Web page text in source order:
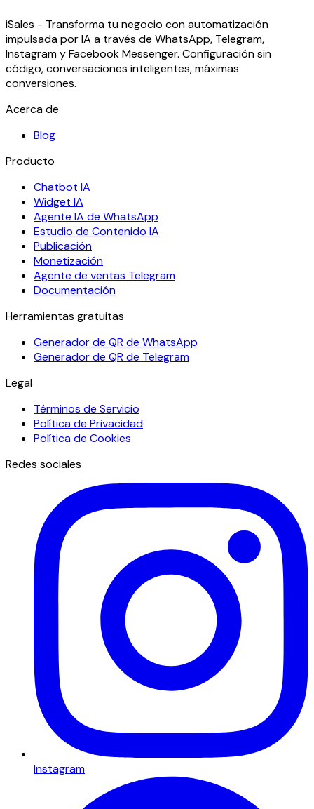
iSales - Transforma tu negocio con automatización
impulsada por IA a través de WhatsApp, Telegram,
Instagram y Facebook Messenger. Configuración sin
código, conversaciones inteligentes, máximas
conversiones.
Acerca de
Blog
Producto
Chatbot IA
Widget IA
Agente IA de WhatsApp
Estudio de Contenido IA
Publicación
Monetización
Agente de ventas Telegram
Documentación
Herramientas gratuitas
Generador de QR de WhatsApp
Generador de QR de Telegram
Legal
Términos de Servicio
Política de Privacidad
Política de Cookies
Redes sociales
Instagram